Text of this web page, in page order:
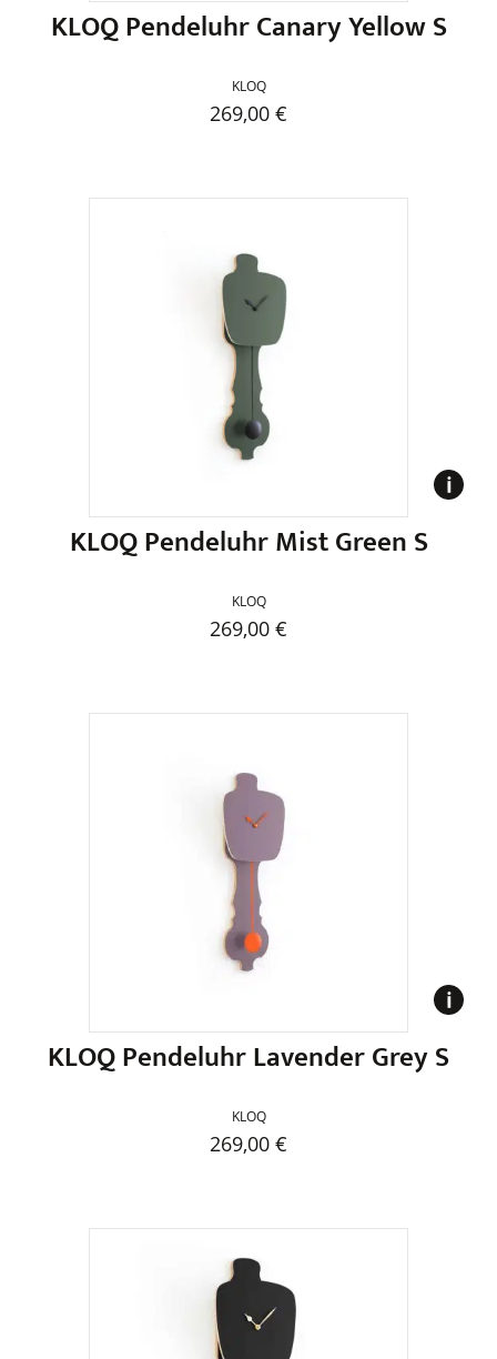
KLOQ Pendeluhr Canary Yellow S
KLOQ
269,00 €
weist
Varianten
auf.
Die
Optionen
können
auf
der
Produktseite
werden
KLOQ Pendeluhr Mist Green S
KLOQ
269,00 €
weist
Varianten
auf.
Die
Optionen
können
auf
der
Produktseite
werden
KLOQ Pendeluhr Lavender Grey S
KLOQ
269,00 €
weist
mehrere
Varianten
auf.